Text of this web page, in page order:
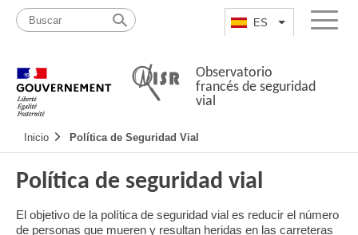
Pasar
contenido
Mapa
web
ES List additional
Menu
Observatorio
francés de seguridad
vial
Navigation
principale
Inicio Política de Seguridad Vial
Política de seguridad vial
El objetivo de la política de seguridad vial es reducir el número
de personas que mueren y resultan heridas en las carreteras